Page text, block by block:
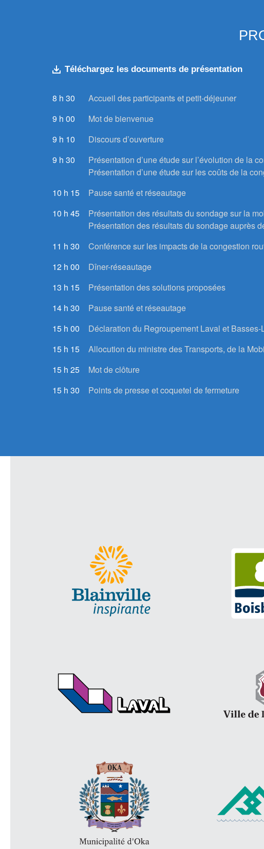
Téléchargez les documents de présentation
8 h 30
Accueil des participants et petit-déjeuner
9 h 00
Mot de bienvenue
9 h 10
Discours d’ouverture
9 h 30
Présentation d’une étude sur l’évolution de la
Présentation d’une étude sur les coûts de la
10 h 15
Pause santé et réseautage
10 h 45
Présentation des résultats du sondage sur la
Présentation des résultats du sondage auprès
11 h 30
Conférence sur les impacts de la congestion
12 h 00
Dîner-réseautage
13 h 15
Présentation des solutions proposées
14 h 30
Pause santé et réseautage
15 h 00
Déclaration du Regroupement Laval et
15 h 15
Allocution du ministre des Transports, de la
15 h 25
Mot de clôture
15 h 30
Points de presse et coquetel de fermeture